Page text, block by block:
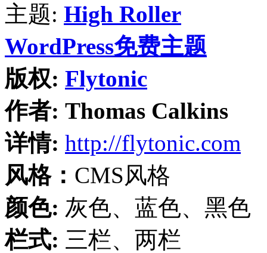
主题: High Roller
WordPress免费主题
版权: Flytonic
作者: Thomas Calkins
详情: http://flytonic.com
风格： CMS风格
颜色: 灰色、蓝色、黑色
栏式: 三栏、两栏